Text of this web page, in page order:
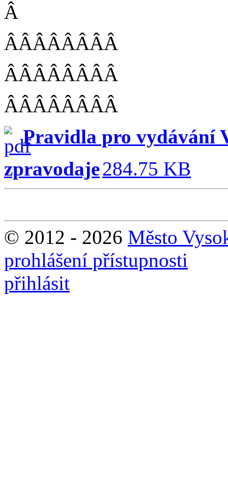
Â
ÂÂÂÂÂÂÂÂ
ÂÂÂÂÂÂÂÂ
ÂÂÂÂÂÂÂÂ
Pravidla pro vydávání
zpravodaje284.75 KB
© 2012 - 2026 Město
prohlášení přístupnosti
přihlásit